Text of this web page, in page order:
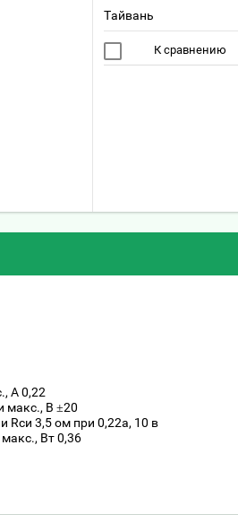
Тайвань
К сравнению
А 0,22
макс., В ±20
Rси 3,5 ом при 0,22a, 10 в
Вт 0,36